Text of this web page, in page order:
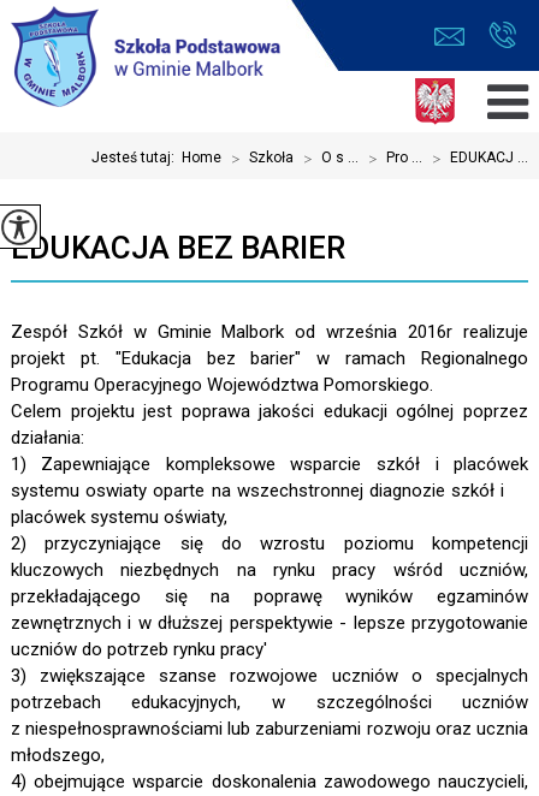
Jesteś tutaj: Home > Szkoła > O s ... > Pro ... > EDUKACJ ...
EDUKACJA BEZ BARIER
Zespół Szkół w Gminie Malbork od września 2016r realizuje
projekt pt. "Edukacja bez barier" w ramach Regionalnego
Programu Operacyjnego Województwa Pomorskiego.
Celem projektu jest poprawa jakości edukacji ogólnej poprzez
działania:
1) Zapewniające kompleksowe wsparcie szkół i placówek
systemu oswiaty oparte na wszechstronnej diagnozie szkół i
placówek systemu oświaty,
2) przyczyniające się do wzrostu poziomu kompetencji
kluczowych niezbędnych na rynku pracy wśród uczniów,
przekładającego się na poprawę wyników egzaminów
zewnętrznych i w dłuższej perspektywie - lepsze przygotowanie
uczniów do potrzeb rynku pracy'
3) zwiększające szanse rozwojowe uczniów o specjalnych
potrzebach edukacyjnych, w szczególności uczniów
z niespełnosprawnościami lub zaburzeniami rozwoju oraz ucznia
młodszego,
4) obejmujące wsparcie doskonalenia zawodowego nauczycieli,